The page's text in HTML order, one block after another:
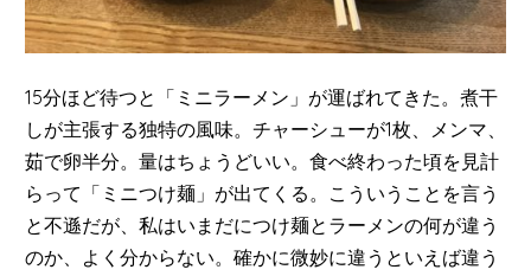
15分ほど待つと「ミニラーメン」が運ばれてきた。煮干
しが主張する独特の風味。チャーシューが1枚、メンマ、
茹で卵半分。量はちょうどいい。食べ終わった頃を見計
らって「ミニつけ麺」が出てくる。こういうことを言う
と不遜だが、私はいまだにつけ麺とラーメンの何が違う
のか、よく分からない。確かに微妙に違うといえば違う